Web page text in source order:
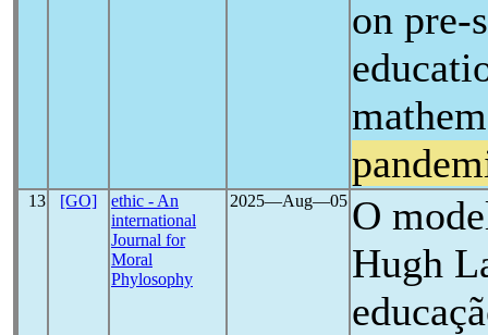
on pre-
13 [GO]
ethic - An
international
Journal for
Moral
Phylosophy
2025―Aug―05 O
Hugh